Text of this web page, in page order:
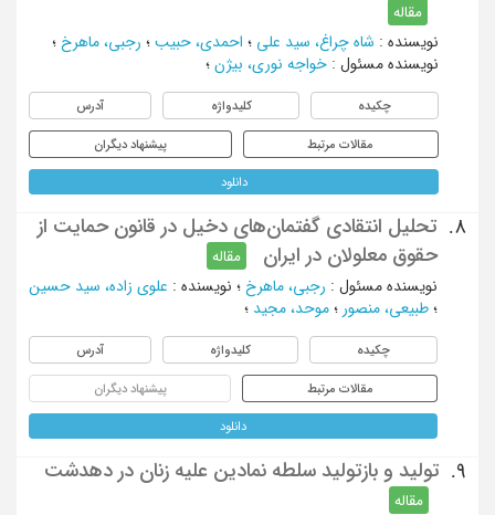
مقاله
نویسنده : شاه چراغ، سید علی ؛ احمدی، حبیب ؛ رجبی، ماهرخ ؛
نویسنده مسئول : خواجه نوری، بیژن ؛
چکیده کلیدواژه آدرس
مقالات مرتبط پیشنهاد دیگران
دانلود
8.
تحلیل انتقادی گفتمان‌های‌ دخیل در قانون حمایت از
حقوق معلولان در ایران
مقاله
نویسنده مسئول : رجبی، ماهرخ ؛ نویسنده : علوی زاده، سید حسین
؛ طبیعی، منصور ؛ موحد، مجید ؛
چکیده کلیدواژه آدرس
مقالات مرتبط پیشنهاد دیگران
دانلود
9. تولید و بازتولید سلطه نمادین علیه زنان در دهدشت
مقاله